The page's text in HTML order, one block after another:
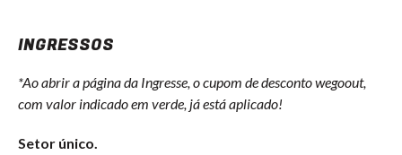
INGRESSOS
*Ao abrir a página da Ingresse, o cupom de desconto wegoout,
com valor indicado em verde, já está aplicado!
Setor único.